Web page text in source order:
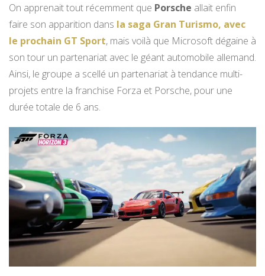
On apprenait tout récemment que Porsche allait enfin
faire son apparition dans la saga Gran Turismo, avec
le prochain GT Sport, mais voilà que Microsoft dégaine à
son tour un partenariat avec le géant automobile allemand.
Ainsi, le groupe a scellé un partenariat à tendance multi-
projets entre la franchise Forza et Porsche, pour une
durée totale de 6 ans.